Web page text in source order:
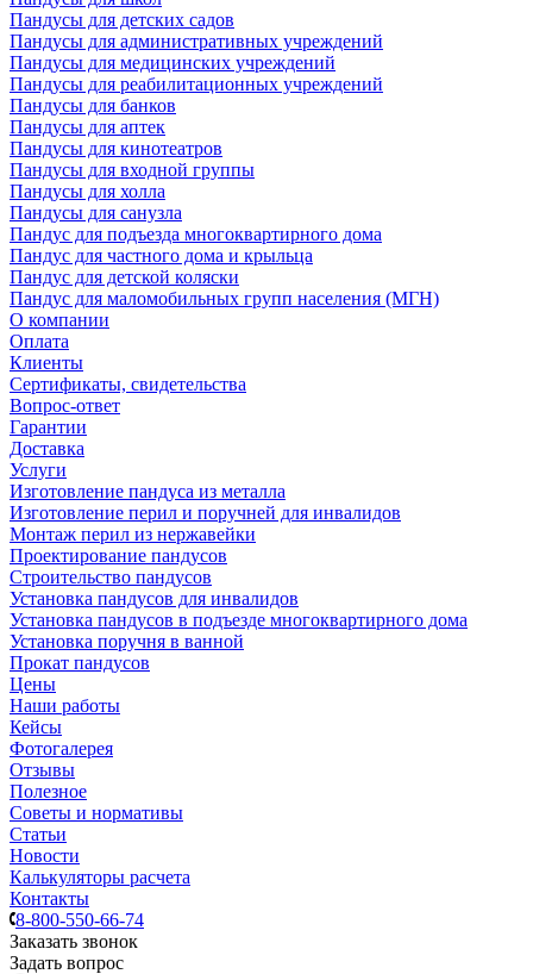
Пандусы для детских садов
Пандусы для административных учреждений
Пандусы для медицинских учреждений
Пандусы для реабилитационных учреждений
Пандусы для банков
Пандусы для аптек
Пандусы для кинотеатров
Пандусы для входной группы
Пандусы для холла
Пандусы для санузла
Пандус для подъезда многоквартирного дома
Пандус для частного дома и крыльца
Пандус для детской коляски
Пандус для маломобильных групп населения (МГН)
О компании
Оплата
Клиенты
Сертификаты, свидетельства
Вопрос-ответ
Гарантии
Доставка
Услуги
Изготовление пандуса из металла
Изготовление перил и поручней для инвалидов
Монтаж перил из нержавейки
Проектирование пандусов
Строительство пандусов
Установка пандусов для инвалидов
Установка пандусов в подъезде многоквартирного дома
Установка поручня в ванной
Прокат пандусов
Цены
Наши работы
Кейсы
Фотогалерея
Отзывы
Полезное
Советы и нормативы
Статьи
Новости
Калькуляторы расчета
Контакты
8-800-550-66-74
Заказать звонок
Задать вопрос